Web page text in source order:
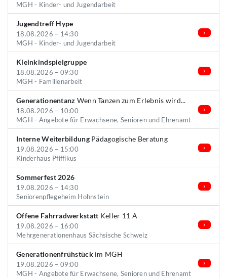
MGH - Kinder- und Jugendarbeit
Jugendtreff Hype
18.08.2026 – 14:30
MGH - Kinder- und Jugendarbeit
Kleinkindspielgruppe
18.08.2026 – 09:30
MGH - Familienarbeit
Generationentanz Wenn Tanzen zum Erlebnis wird...
18.08.2026 – 10:00
MGH - Angebote für Erwachsene, Senioren und Ehrenamt
Interne WeiterbildungPädagogische Beratung
19.08.2026 – 15:00
Kinderhaus Pfiffikus
Sommerfest 2026
19.08.2026 – 14:30
Seniorenpflegeheim Hohnstein
Offene Fahrradwerkstatt Keller 11 A
19.08.2026 – 16:00
Mehrgenerationenhaus Sächsische Schweiz
Generationenfrühstückim MGH
19.08.2026 – 09:00
MGH - Angebote für Erwachsene, Senioren und Ehrenamt